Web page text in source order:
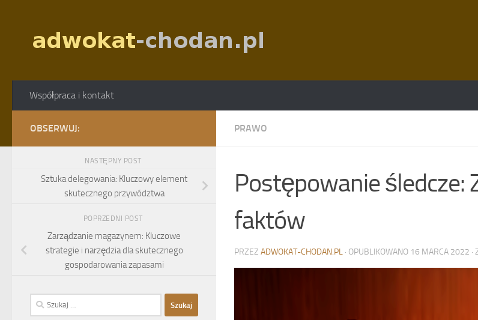
Współpraca i kontakt
PRAWO
Postępowanie śledcze:
faktów
PRZEZ ADWOKAT-CHODAN.PL · OPUBLIKOWANO 16 MARCA 2022 ·
OBSERWUJ:
NASTĘPNY POST
Sztuka delegowania: Kluczowy element
skutecznego przywództwa
POPRZEDNI POST
Zarządzanie magazynem: Kluczowe
strategie i narzędzia dla skutecznego
gospodarowania zapasami
Szukaj: